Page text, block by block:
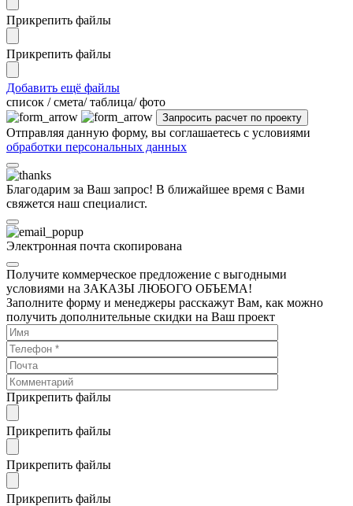
Прикрепить файлы
Прикрепить файлы
Добавить ещё файлы
cписок / смета/ таблица/ фото
Отправляя данную форму, вы соглашаетесь с условиями
обработки персональных данных
Благодарим за Ваш запрос! В ближайшее время с Вами
свяжется наш специалист.
Электронная почта скопирована
Получите коммерческое предложение с выгодными
условиями на ЗАКАЗЫ ЛЮБОГО ОБЪЕМА!
Заполните форму и менеджеры расскажут Вам, как можно
получить дополнительные скидки на Ваш проект
Прикрепить файлы
Прикрепить файлы
Прикрепить файлы
Прикрепить файлы